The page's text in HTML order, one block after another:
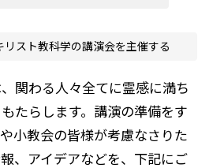
リスト教科学の講演会を主催する
関わる人々全てに霊感に満ち
たらします。講演の準備をす
小教会の皆様が考慮なさりた
、アイデアなどを、下記にご